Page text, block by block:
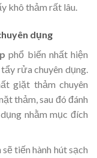
khô thảm rất lâu.
dụng
phổ biến nhất hiện
rửa chuyên dụng.
giặt thảm chuyên
thảm, sau đó đánh
nhằm mục đích
tiến hành hút sạch